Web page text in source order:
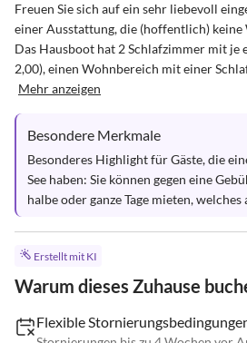
Freuen Sie sich auf ein sehr liebevoll
einer Ausstattung, die (hoffentlich) keine
Das Hausboot hat 2 Schlafzimmer mit je
2,00), einen Wohnbereich mit einer
Mehr anzeigen
Besondere Merkmale
Besonderes Highlight für Gäste, die
See haben: Sie können gegen eine
halbe oder ganze Tage mieten,
Erstellt mit KI
Warum dieses Zuhause
Flexible